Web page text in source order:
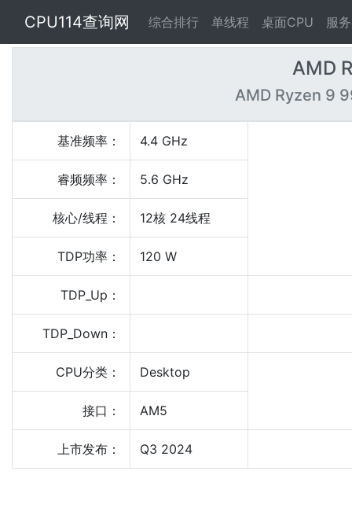
CPU114查询网 综合排行 单线程 桌面CPU 服
AMD
AMD Ryzen 9
基准频率： 4.4 GHz
睿频频率： 5.6 GHz
核心/线程： 12核 24线程
TDP功率： 120 W
TDP_Up：
TDP_Down：
CPU分类： Desktop
接口： AM5
上市发布： Q3 2024